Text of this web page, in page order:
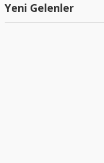
Yeni Gelenler